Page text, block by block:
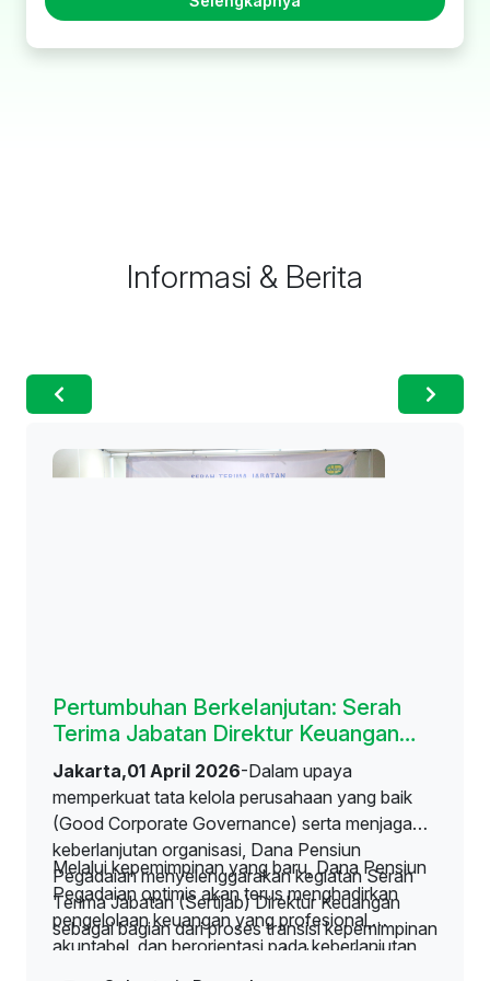
Informasi & Berita
Pertumbuhan Berkelanjutan: Serah
Terima Jabatan Direktur Keuangan
Dana Pensiun Pegadaian
Jakarta,01 April 2026-Dalam upaya
memperkuat tata kelola perusahaan yang baik
(Good Corporate Governance) serta menjaga
keberlanjutan organisasi, Dana Pensiun
Pegadaian menyelenggarakan kegiatan Serah
Terima Jabatan (Sertijab) Direktur Keuangan
sebagai bagian dari proses transisi kepemimpinan
yang berlangsung secara profesional, tertib, dan
Melalui kepemimpinan yang baru, Dana Pensiun
Pegadaian optimis akan terus menghadirkan
pengelolaan keuangan yang profesional,
akuntabel, dan berorientasi pada keberlanjutan,